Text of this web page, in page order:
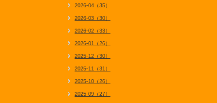
2026-04（35）
2026-03（30）
2026-02（33）
2026-01（26）
2025-12（30）
2025-11（31）
2025-10（26）
2025-09（27）